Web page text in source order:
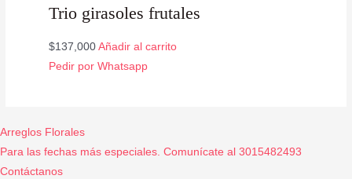
Trio girasoles frutales
$137,000 Añadir al carrito
Pedir por Whatsapp
Arreglos Florales
Para las fechas más especiales. Comunícate al 3015482493
Contáctanos